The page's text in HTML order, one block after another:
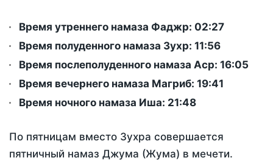
Время утреннего намаза Фаджр: 02:27
Время полуденного намаза Зухр: 11:56
Время послеполуденного намаза Аср: 16:05
Время вечернего намаза Магриб: 19:41
Время ночного намаза Иша: 21:48
По пятницам вместо Зухра совершается
пятничный намаз Джума (Жума) в мечети.